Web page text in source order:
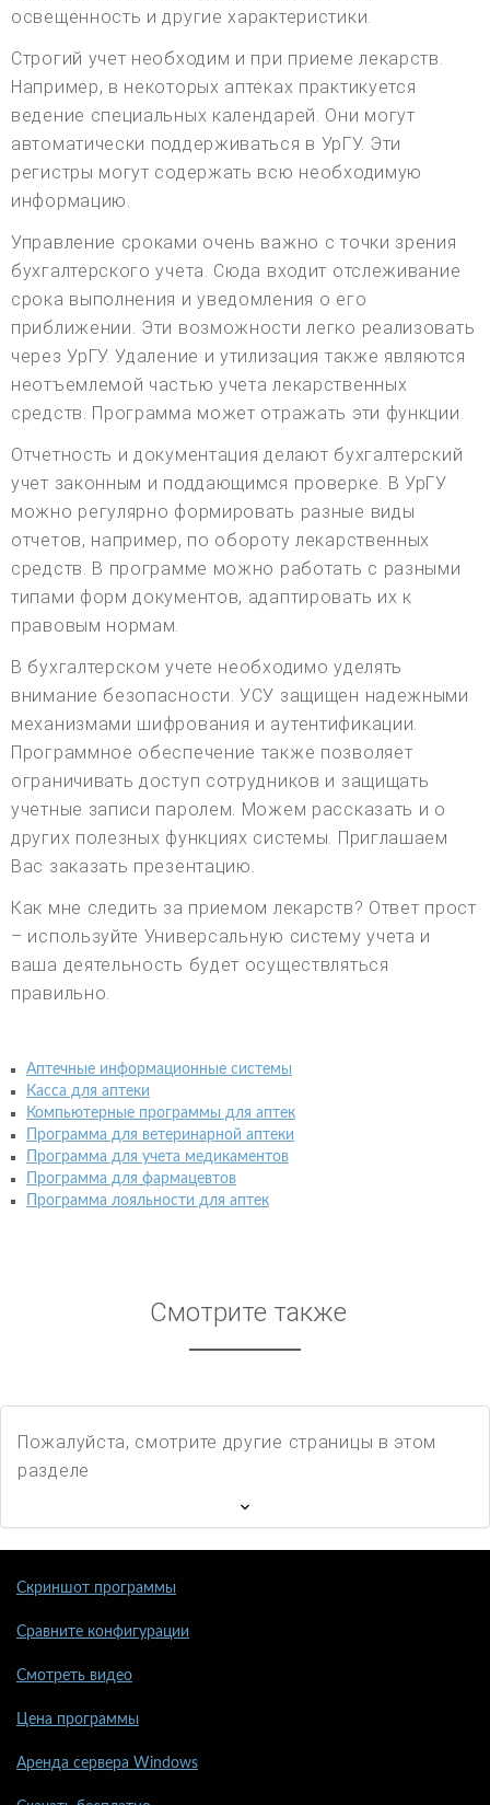
освещенность и другие характеристики.
Строгий учет необходим и при приеме лекарств.
Например, в некоторых аптеках практикуется
ведение специальных календарей. Они могут
автоматически поддерживаться в УрГУ. Эти
регистры могут содержать всю необходимую
информацию.
Управление сроками очень важно с точки зрения
бухгалтерского учета. Сюда входит отслеживание
срока выполнения и уведомления о его
приближении. Эти возможности легко реализовать
через УрГУ. Удаление и утилизация также являются
неотъемлемой частью учета лекарственных
средств. Программа может отражать эти функции.
Отчетность и документация делают бухгалтерский
учет законным и поддающимся проверке. В УрГУ
можно регулярно формировать разные виды
отчетов, например, по обороту лекарственных
средств. В программе можно работать с разными
типами форм документов, адаптировать их к
правовым нормам.
В бухгалтерском учете необходимо уделять
внимание безопасности. УСУ защищен надежными
механизмами шифрования и аутентификации.
Программное обеспечение также позволяет
ограничивать доступ сотрудников и защищать
учетные записи паролем. Можем рассказать и о
других полезных функциях системы. Приглашаем
Вас заказать презентацию.
Как мне следить за приемом лекарств? Ответ прост
– используйте Универсальную систему учета и
ваша деятельность будет осуществляться
правильно.
Аптечные информационные системы
Касса для аптеки
Компьютерные программы для аптек
Программа для ветеринарной аптеки
Программа для учета медикаментов
Программа для фармацевтов
Программа лояльности для аптек
Смотрите также
Пожалуйста, смотрите другие страницы в этом
разделе
Скриншот программы
Сравните конфигурации
Смотреть видео
Цена программы
Аренда сервера Windows